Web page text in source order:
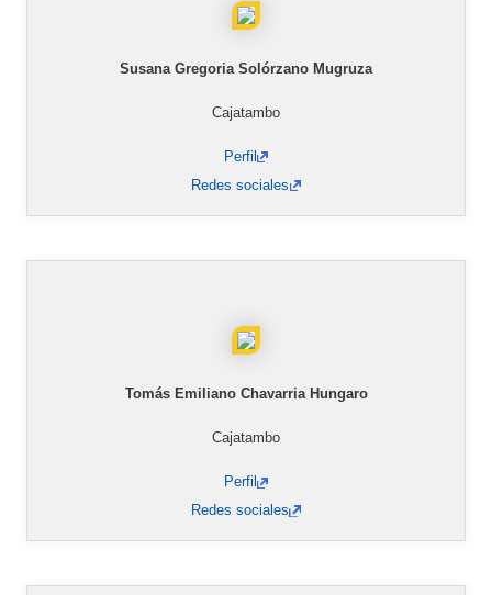
Susana Gregoria Solórzano Mugruza
Cajatambo
Perfil
Redes sociales
Tomás Emiliano Chavarria Hungaro
Cajatambo
Perfil
Redes sociales